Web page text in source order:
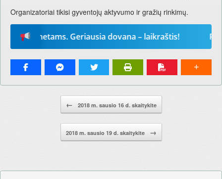
Organizatoriai tikisi gyventojų aktyvumo ir gražių rinkimų.
metams. Geriausia dovana – laikraštis!
← 2018 m. sausio 16 d. skaitykite
2018 m. sausio 19 d. skaitykite →